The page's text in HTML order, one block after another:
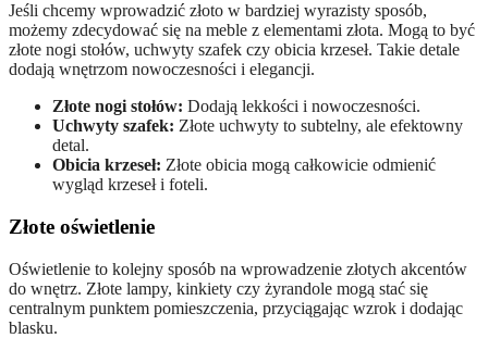
Jeśli chcemy wprowadzić złoto w bardziej wyrazisty sposób,
możemy zdecydować się na meble z elementami złota. Mogą to być
złote nogi stołów, uchwyty szafek czy obicia krzeseł. Takie detale
dodają wnętrzom nowoczesności i elegancji.
Złote nogi stołów: Dodają lekkości i nowoczesności.
Uchwyty szafek: Złote uchwyty to subtelny, ale efektowny
detal.
Obicia krzeseł: Złote obicia mogą całkowicie odmienić
wygląd krzeseł i foteli.
Złote oświetlenie
Oświetlenie to kolejny sposób na wprowadzenie złotych akcentów
do wnętrz. Złote lampy, kinkiety czy żyrandole mogą stać się
centralnym punktem pomieszczenia, przyciągając wzrok i dodając
blasku.